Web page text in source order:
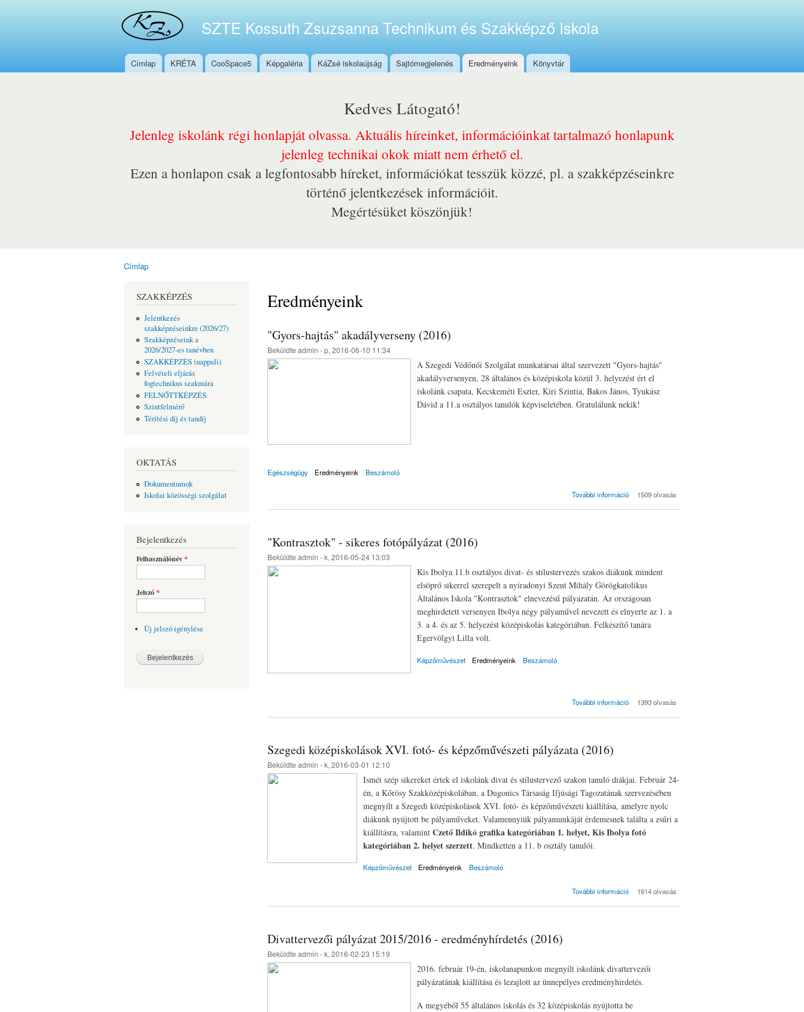
tartalomra
SZTE Kossuth Zsuzsanna Technikum és Szakképző Iskola
Főmenü
Címlap KRÉTA CooSpace5 Képgaléria KáZsé iskolaújság Sajtómegjelenés Eredményeink Könyvtár
Kedves Látogató!
Jelenleg iskolánk régi honlapját olvassa. Aktuális híreinket, információinkat tartalmazó honlapunk
jelenleg technikai okok miatt nem érhető el.
Ezen a honlapon csak a legfontosabb híreket, információkat tesszük közzé, pl. a szakképzéseinkre
történő jelentkezések információit.
Megértésüket köszönjük!
Címlap
SZAKKÉPZÉS
Jelentkezés
szakképzéseinkre (2026/27)
Szakképzéseink a
2026/2027-es tanévben
SZAKKÉPZÉS (nappali)
Felvételi eljárás
fogtechnikus szakmára
FELNŐTTKÉPZÉS
Szintfelmérő
Térítési díj és tandíj
OKTATÁS
Dokumentumok
Iskolai közösségi szolgálat
Bejelentkezés
Felhasználónév*
Jelszó*
Új jelszó igénylése
Eredményeink
"Gyors-hajtás" akadályverseny (2016)
Beküldte admin - p, 2016-06-10 11:34
A Szegedi Védőnői Szolgálat munkatársai által szervezett "Gyors-hajtás"
akadályversenyen, 28 általános és középiskola közül 3. helyezést ért el
iskolánk csapata, Kecskeméti Eszter, Kiri Szintia, Bakos János, Tyukász
Dávid a 11.a osztályos tanulók képviseletében. Gratulálunk nekik!
Egészségügy Eredményeink Beszámoló
További információ
"Gyors-hajtás"
(2016) tartalommal
1509 olvasás
"Kontrasztok" - sikeres fotópályázat (2016)
Beküldte admin - k, 2016-05-24 13:03
Kis Ibolya 11.b osztályos divat- és stílustervezés szakos diákunk mindent
elsöprő sikerrel szerepelt a nyíradonyi Szent Mihály Görögkatolikus
Általános Iskola "Kontrasztok" elnevezésű pályázatán. Az országosan
meghirdetett versenyen Ibolya négy pályaművel nevezett és elnyerte az 1. a
3. a 4. és az 5. helyezést középiskolás kategóriában. Felkészítő tanára
Egervölgyi Lilla volt.
Képzőművészet Eredményeink Beszámoló
További információ
"Kontrasztok" -
(2016) tartalommal
1393 olvasás
Szegedi középiskolások XVI. fotó- és képzőművészeti pályázata (2016)
Beküldte admin - k, 2016-03-01 12:10
Ismét szép sikereket értek el iskolánk divat és stílustervező szakon tanuló diákjai. Február 24-
én, a Kőrösy Szakközépiskolában, a Dugonics Társaság Ifjúsági Tagozatának szervezésében
megnyílt a Szegedi középiskolások XVI. fotó- és képzőművészeti kiállítása, amelyre nyolc
diákunk nyújtott be pályaműveket. Valamennyiük pályamunkáját érdemesnek találta a zsűri a
kiállításra, valamint Czető Ildikó grafika kategóriában 1. helyet, Kis Ibolya fotó
kategóriában 2. helyet szerzett. Mindketten a 11. b osztály tanulói.
Képzőművészet Eredményeink Beszámoló
További információ
Szegedi
XVI. fotó- és
1614 olvasás
Divattervezői pályázat 2015/2016 - eredményhírdetés (2016)
Beküldte admin - k, 2016-02-23 15:19
2016. február 19-én, iskolanapunkon megnyílt iskolánk divattervezői
pályázatának kiállítása és lezajlott az ünnepélyes eredményhirdetés.
A megyéből 55 általános iskolás és 32 középiskolás nyújtotta be